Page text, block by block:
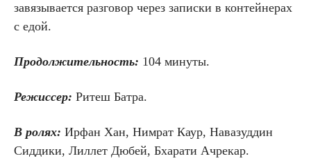
завязывается разговор через записки в контейнерах
с едой.
Продолжительность: 104 минуты.
Режиссер: Ритеш Батра.
В ролях: Ирфан Хан, Нимрат Каур, Навазуддин
Сиддики, Лиллет Дюбей, Бхарати Ачрекар.